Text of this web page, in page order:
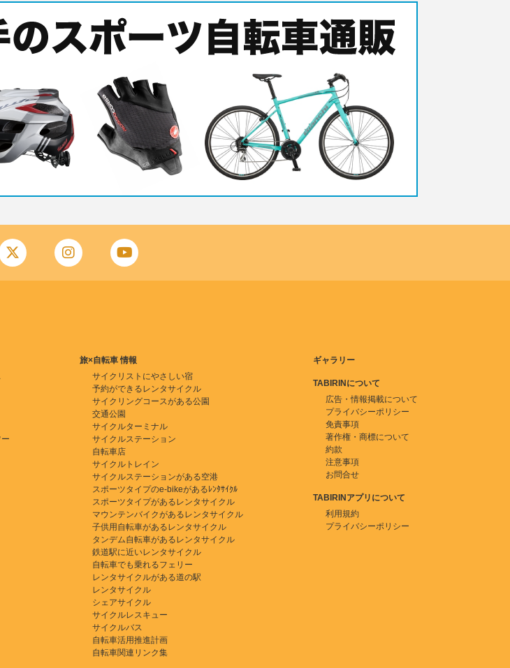
旅×自転車 情報
サイクリストにやさしい宿
予約ができるレンタサイクル
サイクリングコースがある公園
交通公園
サイクルターミナル
サイクルステーション
自転車店
サイクルトレイン
サイクルステーションがある空港
スポーツタイプのe-bikeがあるﾚﾝﾀｻｲｸﾙ
スポーツタイプがあるレンタサイクル
マウンテンバイクがあるレンタサイクル
子供用自転車があるレンタサイクル
タンデム自転車があるレンタサイクル
鉄道駅に近いレンタサイクル
自転車でも乗れるフェリー
レンタサイクルがある道の駅
レンタサイクル
シェアサイクル
サイクルレスキュー
サイクルバス
自転車活用推進計画
自転車関連リンク集
ギャラリー
TABIRINについて
広告・情報掲載について
プライバシーポリシー
免責事項
著作権・商標について
約款
注意事項
お問合せ
TABIRINアプリについて
利用規約
プライバシーポリシー